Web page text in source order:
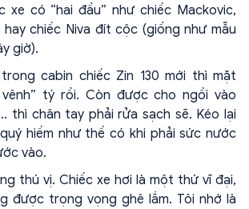
xe có “hai đầu” như chiếc Mackovic,
hay chiếc Niva đít cộc (giống như mẫu
giờ).
cabin chiếc Zin 130 mới thì mặt
vênh” tý rồi. Còn được cho ngồi vào
thì chân tay phải rửa sạch sẽ. Kéo lại
hiếm như thế có khi phải sức nước
vào.
thú vị. Chiếc xe hơi là một thứ vĩ đại,
được trọng vọng ghê lắm. Tôi nhớ là